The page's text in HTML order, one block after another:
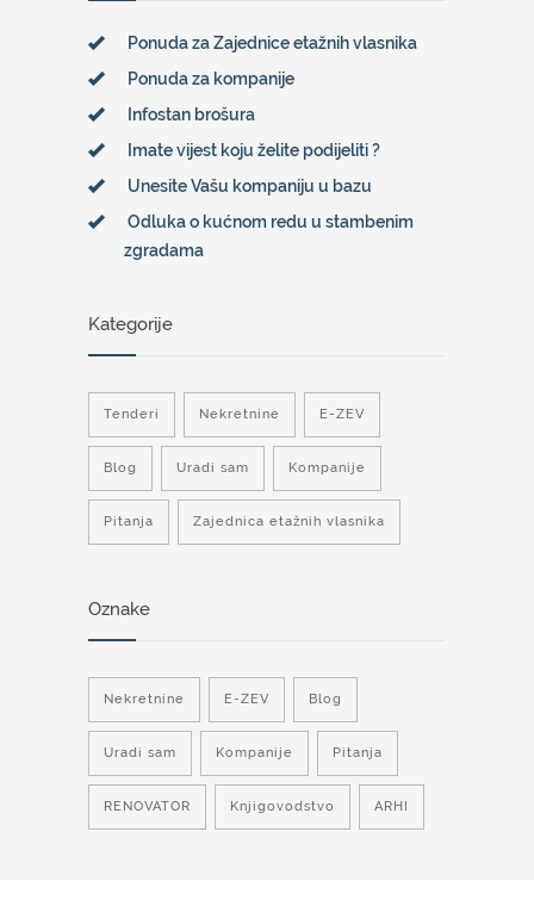
Ponuda za Zajednice etažnih vlasnika
Ponuda za kompanije
Infostan brošura
Imate vijest koju želite podijeliti ?
Unesite Vašu kompaniju u bazu
Odluka o kućnom redu u stambenim
zgradama
Kategorije
Tenderi Nekretnine E-ZEV
Blog Uradi sam Kompanije
Pitanja Zajednica etažnih vlasnika
Oznake
Nekretnine E-ZEV Blog
Uradi sam Kompanije Pitanja
RENOVATOR Knjigovodstvo ARHI